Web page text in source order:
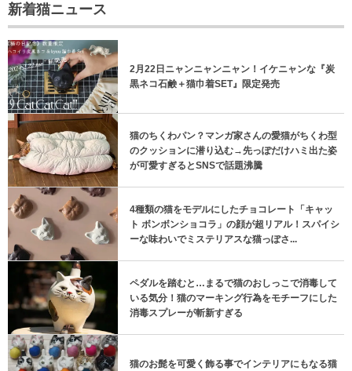
新着猫ニュース
2月22日ニャンニャンニャン！イケニャンな『炭
黒ネコ石鹸＋猫巾着SET』限定発売
猫のちくわパン？マンガ家さんの愛猫がちくわ型
のクッションに潜り込む→先っぽだけハミ出た姿
が可愛すぎるとSNSで話題沸騰
4種類の猫をモデルにしたチョコレート「キャッ
ト ボンボンショコラ」の顔が超リアル！スパイシ
ーな味わいでミステリアスな猫っぽさ...
ペダルを踏むと…まるで猫のおしっこで消毒して
いる気分！猫のマーキング行為をモチーフにした
消毒スプレーが斬新すぎる
猫のお髭を可愛く飾る事でインテリアにもなる猫